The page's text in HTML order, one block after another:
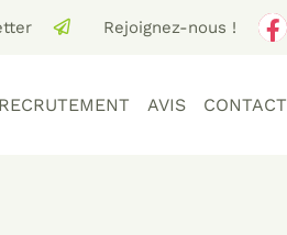
Rejoignez-nous !
RECRUTEMENT AVIS CONTACT